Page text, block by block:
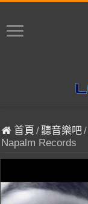
首頁 /聽音樂吧/
Napalm Records